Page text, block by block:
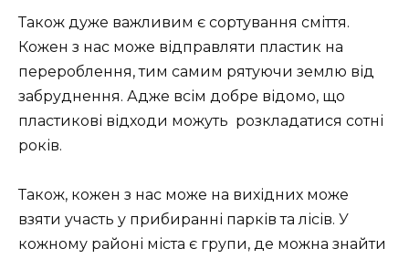
Також дуже важливим є сортування сміття.
Кожен з нас може відправляти пластик на
перероблення, тим самим рятуючи землю від
забруднення. Адже всім добре відомо, що
пластикові відходи можуть розкладатися сотні
років.
Також, кожен з нас може на вихідних може
взяти участь у прибиранні парків та лісів. У
кожному районі міста є групи, де можна знайти